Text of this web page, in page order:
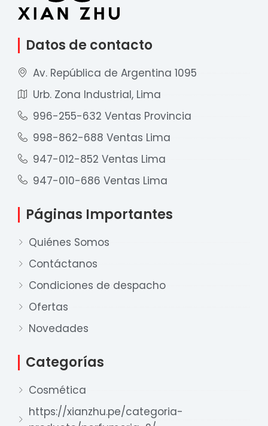
Datos de contacto
Av. República de Argentina 1095
Urb. Zona Industrial, Lima
996-255-632 Ventas Provincia
998-862-688 Ventas Lima
947-012-852 Ventas Lima
947-010-686 Ventas Lima
Páginas Importantes
Quiénes Somos
Contáctanos
Condiciones de despacho
Ofertas
Novedades
Categorías
Cosmética
https://xianzhu.pe/categoria-
Nuestro equipo de ventas está aquí
Xian Zhu